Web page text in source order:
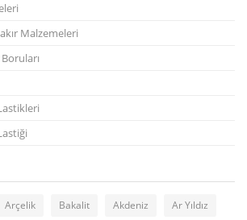
Malzemeleri
Arçelik Bakalit Akdeniz Ar Yıldız